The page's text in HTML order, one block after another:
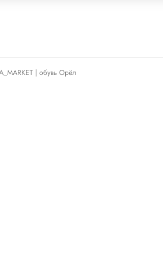
| обувь Орёл